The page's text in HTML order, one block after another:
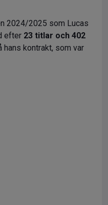
2024/2025 som Lucas
efter 23 titlar och 402
hans kontrakt, som var